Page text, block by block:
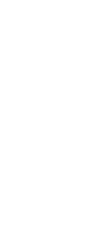
sia
della
quanto
Regioni
dell'art.
e'